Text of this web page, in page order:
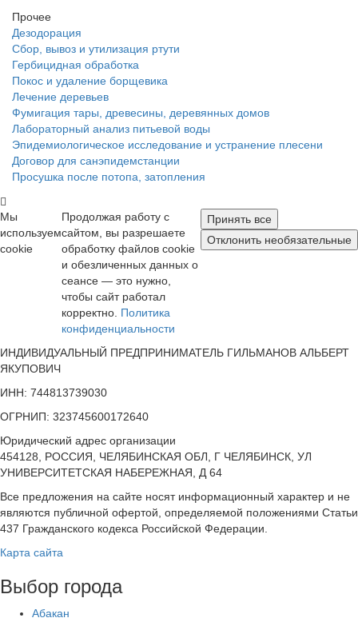
Прочее
Дезодорация
Сбор, вывоз и утилизация ртути
Гербицидная обработка
Покос и удаление борщевика
Лечение деревьев
Фумигация тары, древесины, деревянных домов
Лабораторный анализ питьевой воды
Эпидемиологическое исследование и устранение плесени
Договор для санэпидемстанции
Просушка после потопа, затопления
Мы
используем
cookie
Продолжая работу с
сайтом, вы разрешаете
обработку файлов cookie
и обезличенных данных о
сеансе — это нужно,
чтобы сайт работал
корректно. Политика
конфиденциальности
Принять все
Отклонить необязательные
ИНДИВИДУАЛЬНЫЙ ПРЕДПРИНИМАТЕЛЬ ГИЛЬМАНОВ АЛЬБЕРТ
ЯКУПОВИЧ
ИНН: 744813739030
ОГРНИП: 323745600172640
Юридический адрес организации
454128, РОССИЯ, ЧЕЛЯБИНСКАЯ ОБЛ, Г ЧЕЛЯБИНСК, УЛ
УНИВЕРСИТЕТСКАЯ НАБЕРЕЖНАЯ, Д 64
Все предложения на сайте носят информационный характер и не
являются публичной офертой, определяемой положениями Статьи
437 Гражданского кодекса Российской Федерации.
Карта сайта
Выбор города
Абакан